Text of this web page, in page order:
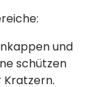
und
schützen
Kratzern.